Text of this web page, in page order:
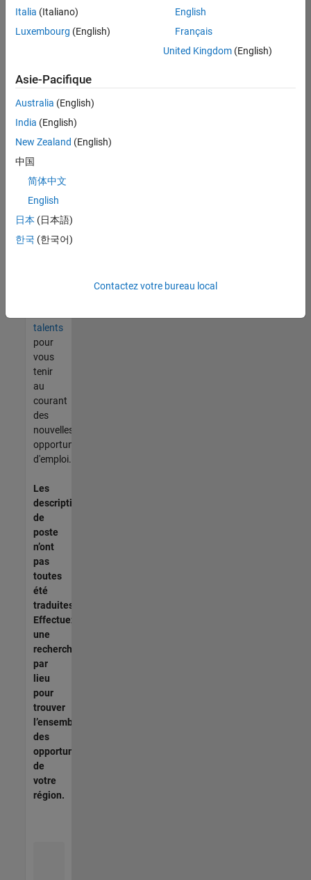
ou
afficher
l’ensemble
d'emploi.
malgré
tout
vous
trouvez
pas
d'offre
corresponde
à vos
talents
pour
vous
tenir
au
courant
des
nouvelles
opportunités
d'emploi.
Les
descriptions
de
poste
n’ont
pas
toutes
été
traduites.
Effectuez
une
recherche
par
lieu
pour
trouver
l’ensemble
des
opportunités
de
votre
région.
Italia (Italiano)
Luxembourg (English)
English
Français
United Kingdom(English)
Asie-Pacifique
Australia (English)
India (English)
New Zealand (English)
中国
简体中文
English
日本 (日本語)
한국 (한국어)
Contactez votre bureau local